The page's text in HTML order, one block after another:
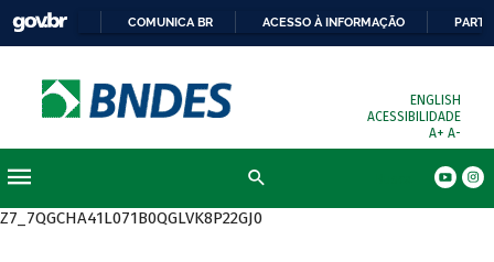
COMUNICA BR ACESSO À INFORMAÇÃO
ENGLISH
ACESSIBILIDADE
A+ A-
Z7_7QGCHA41L071B0QGLVK8P22GJ0